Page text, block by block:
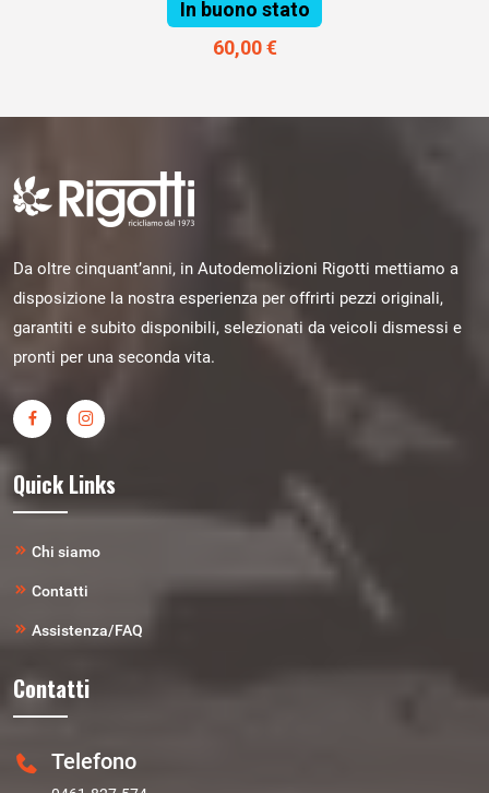
In buono stato
60,00 €
Da oltre cinquant’anni, in Autodemolizioni Rigotti mettiamo a
disposizione la nostra esperienza per offrirti pezzi originali,
garantiti e subito disponibili, selezionati da veicoli dismessi e
pronti per una seconda vita.
Quick Links
Chi siamo
Contatti
Assistenza/FAQ
Contatti
Telefono